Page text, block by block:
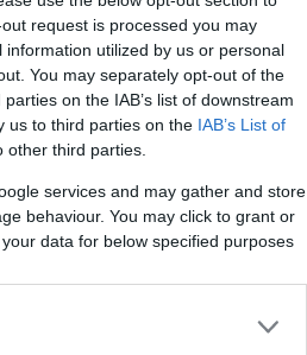
request is processed you may
utilized by us or personal
You may separately opt-out of the
on the IAB’s list of downstream
us to third parties on the IAB’s List of
third parties.
services and may gather and store
behaviour. You may click to grant or
data for below specified purposes
και την
σε
θεωρώντας